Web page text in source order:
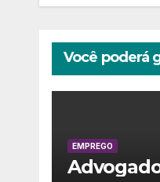
Você poderá
EMPREGO